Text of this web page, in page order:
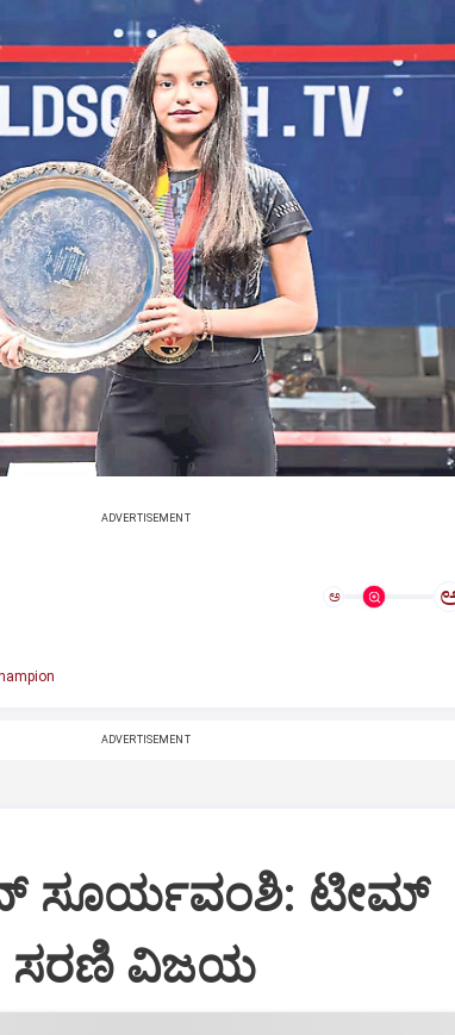
ADVERTISEMENT
ಅ
ADVERTISEMENT
ಸೂರ್ಯವಂಶಿ: ಟೀಮ್‌
ಸರಣಿ ವಿಜಯ